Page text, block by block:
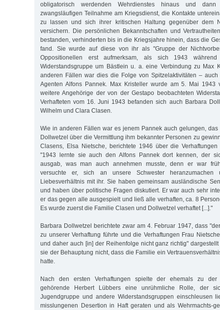
obligatorisch werdenden Wehrdienstes hinaus und
zwangsläufigen Teilnahme am Kriegsdienst, die Kontakte
zu lassen und sich ihrer kritischen Haltung gegenüber dem
versichern. Die persönlichen Bekanntschaften und
bestanden, verhinderten bis in die Kriegsjahre hinein, dass die
fand. Sie wurde auf diese von ihr als "Gruppe der
Oppositionellen erst aufmerksam, als sich 1943
Widerstandsgruppe um Bästlein u. a. eine Verbindung zu Max
anderen Fällen war dies die Folge von Spitzelaktivitäten –
Agenten Alfons Pannek. Max Kristeller wurde am 5. Mai 1943
weitere Angehörige der von der Gestapo beobachteten
Verhafteten vom 16. Juni 1943 befanden sich auch Barbara
Wilhelm und Clara Clasen.
Wie in anderen Fällen war es jenem Pannek auch gelungen, das
Dollwetzel über die Vermittlung ihm bekannter Personen zu
Clasens, Elsa Nietsche, berichtete 1946 über die
"1943 lernte sie auch den Alfons Pannek dort kennen, der
ausgab, was man auch annehmen musste, denn er war
versuchte er, sich an unsere Schwester
Liebesverhältnis mit ihr. Sie haben gemeinsam ausländische
und haben über politische Fragen diskutiert. Er war auch sehr
er das gegen alle ausgespielt und ließ alle verhaften, ca. 8
Es wurde zuerst die Familie Clasen und Dollwetzel verhaftet [...]."
Barbara Dollwetzel berichtete zwar am 4. Februar 1947, dass
zu unserer Verhaftung führte und die Verhaftungen Frau
und daher auch [in] der Reihenfolge nicht ganz richtig"
sie der Behauptung nicht, dass die Familie ein
hatte.
Nach den ersten Verhaftungen spielte der ehemals zu der
gehörende Herbert Lübbers eine unrühmliche Rolle, der
Jugendgruppe und andere Widerstandsgruppen einschleusen
misslungenen Desertion in Haft geraten und als Wehrmachts-